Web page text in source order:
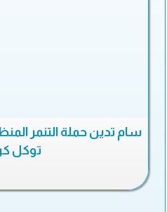
سام تدين حملة التنمر
توكل